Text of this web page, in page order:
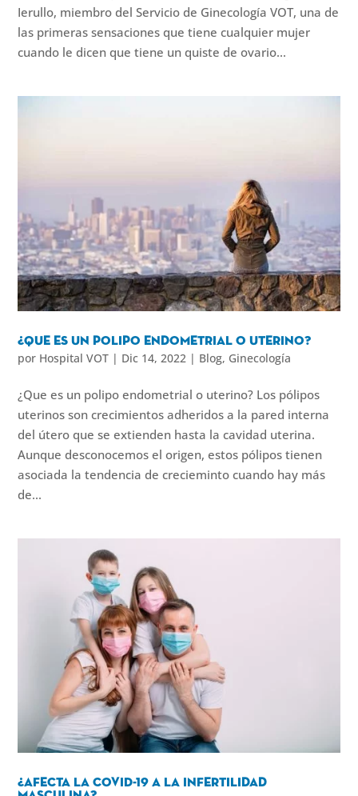
Ierullo, miembro del Servicio de Ginecología VOT, una de
las primeras sensaciones que tiene cualquier mujer
cuando le dicen que tiene un quiste de ovario...
¿Que es un polipo endometrial o uterino?
por Hospital VOT | Dic 14, 2022 | Blog, Ginecología
¿Que es un polipo endometrial o uterino? Los pólipos
uterinos son crecimientos adheridos a la pared interna
del útero que se extienden hasta la cavidad uterina.
Aunque desconocemos el origen, estos pólipos tienen
asociada la tendencia de crecieminto cuando hay más
de...
¿Afecta la COVID-19 a la infertilidad